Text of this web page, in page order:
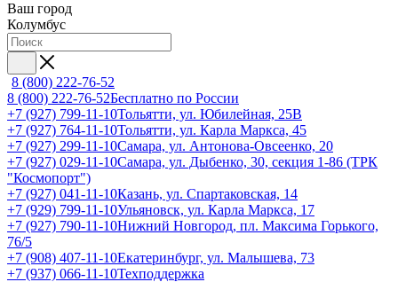
Ваш город
Колумбус
8 (800) 222-76-52
8 (800) 222-76-52Бесплатно по России
+7 (927) 799-11-10Тольятти, ул. Юбилейная, 25В
+7 (927) 764-11-10Тольятти, ул. Карла Маркса, 45
+7 (927) 299-11-10Самара, ул. Антонова-Овсеенко, 20
+7 (927) 029-11-10Самара, ул. Дыбенко, 30, секция 1-86 (ТРК
"Космопорт")
+7 (927) 041-11-10Казань, ул. Спартаковская, 14
+7 (929) 799-11-10Ульяновск, ул. Карла Маркса, 17
+7 (927) 790-11-10Нижний Новгород, пл. Максима Горького,
76/5
+7 (908) 407-11-10Екатеринбург, ул. Малышева, 73
+7 (937) 066-11-10Техподдержка